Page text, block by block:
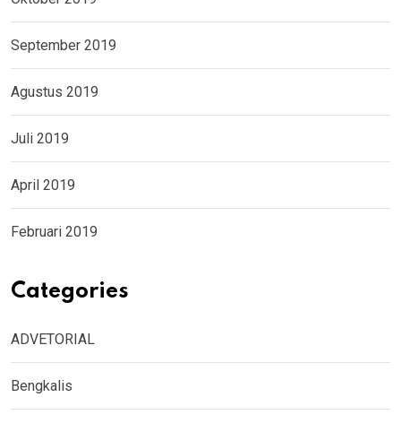
September 2019
Agustus 2019
Juli 2019
April 2019
Februari 2019
Categories
ADVETORIAL
Bengkalis